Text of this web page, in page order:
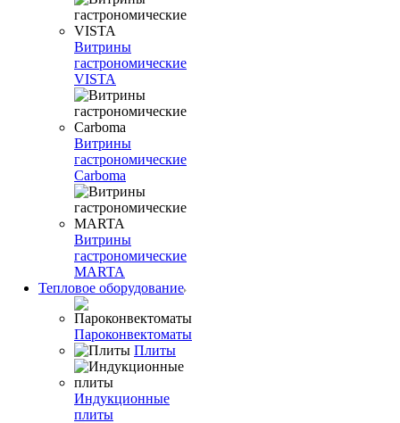
Витрины
гастрономические
VISTA
Витрины
гастрономические
Carboma
Витрины
гастрономические
MARTA
Тепловое оборудование
Пароконвектоматы
Плиты
Индукционные
плиты